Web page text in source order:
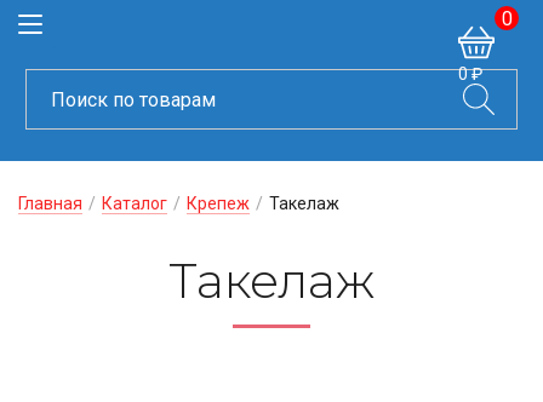
0 ₽
0
Главная / Каталог / Крепеж / Такелаж
Такелаж